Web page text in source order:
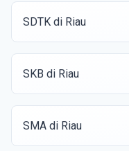
SDTK di Riau
SKB di Riau
SMA di Riau